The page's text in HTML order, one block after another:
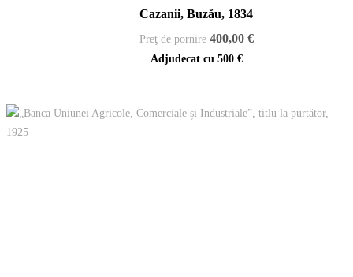
Cazanii, Buzău, 1834
Preţ de pornire 400,00 €
Adjudecat cu 500 €